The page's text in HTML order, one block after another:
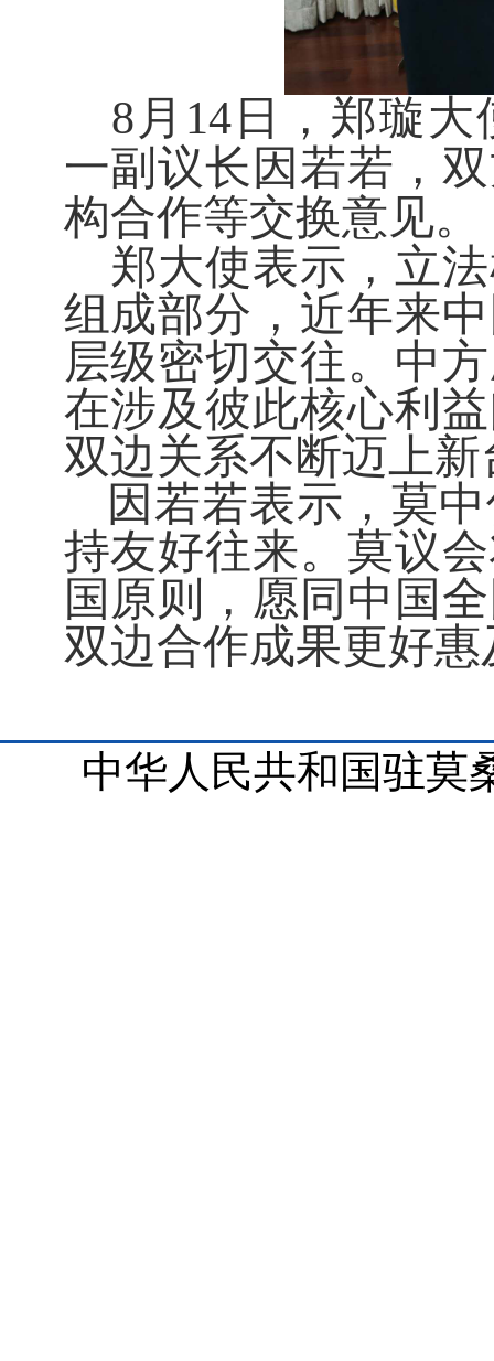
8 月 14日，郑璇大
一副议长 因若若 ，
构合作等交换意见。
郑大使表示，立
组成部分 ，近年来
层级密切交往。 中
在涉及彼此核心利
双边关系不断迈上新
因若若表示，莫
持友好往来。莫议会
国原则， 愿同中国
双边合作成果更好
中华人民共和国驻莫